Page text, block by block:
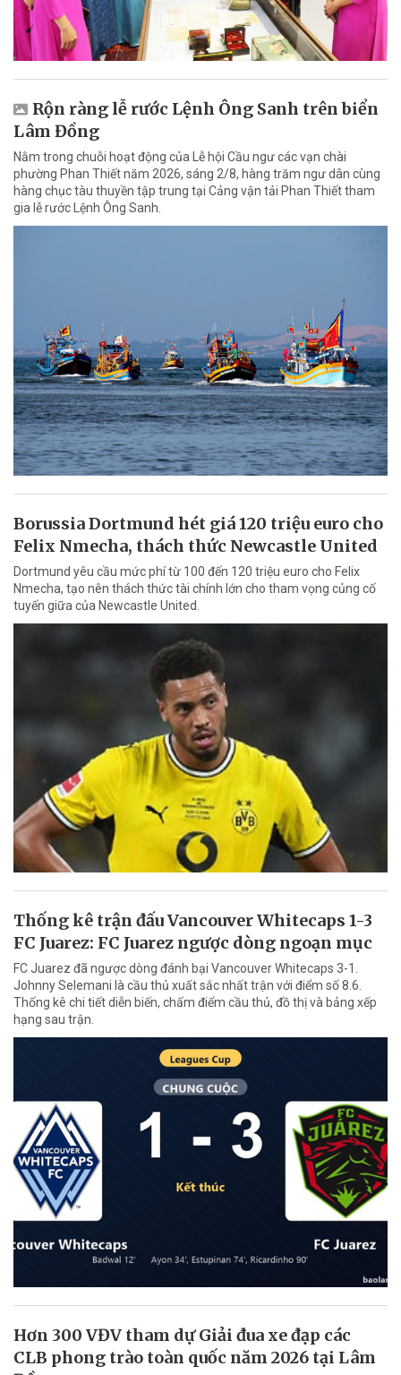
Rộn ràng lễ rước Lệnh Ông Sanh trên biển
Lâm Đồng
Nằm trong chuỗi hoạt động của Lễ hội Cầu ngư các vạn chài
phường Phan Thiết năm 2026, sáng 2/8, hàng trăm ngư dân cùng
hàng chục tàu thuyền tập trung tại Cảng vận tải Phan Thiết tham
gia lễ rước Lệnh Ông Sanh.
Borussia Dortmund hét giá 120 triệu euro cho
Felix Nmecha, thách thức Newcastle United
Dortmund yêu cầu mức phí từ 100 đến 120 triệu euro cho Felix
Nmecha, tạo nên thách thức tài chính lớn cho tham vọng củng cố
tuyến giữa của Newcastle United.
Thống kê trận đấu Vancouver Whitecaps 1-3
FC Juarez: FC Juarez ngược dòng ngoạn mục
FC Juarez đã ngược dòng đánh bại Vancouver Whitecaps 3-1.
Johnny Selemani là cầu thủ xuất sắc nhất trận với điểm số 8.6.
Thống kê chi tiết diễn biến, chấm điểm cầu thủ, đồ thị và bảng xếp
hạng sau trận.
Hơn 300 VĐV tham dự Giải đua xe đạp các
CLB phong trào toàn quốc năm 2026 tại Lâm